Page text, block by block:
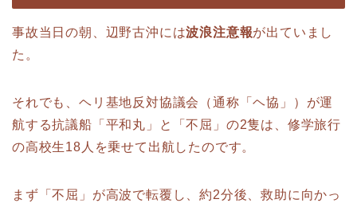
事故当日の朝、辺野古沖には波浪注意報が出ていまし
た。
それでも、ヘリ基地反対協議会（通称「ヘ協」）が運
航する抗議船「平和丸」と「不屈」の2隻は、修学旅行
の高校生18人を乗せて出航したのです。
まず「不屈」が高波で転覆し、約2分後、救助に向かっ